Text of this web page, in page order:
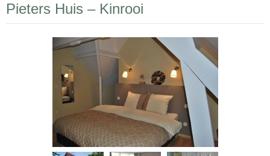
Pieters Huis – Kinrooi